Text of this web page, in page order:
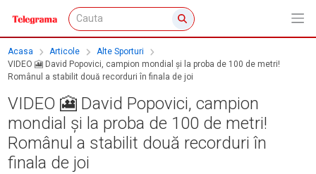
Acasa Articole
Alte Sporturi
VIDEO 🎦 David Popovici, campion mondial și la proba de 100 de metri!
Românul a stabilit două recorduri în finala de joi
VIDEO 🎦 David Popovici, campion
mondial și la proba de 100 de metri!
Românul a stabilit două recorduri în
finala de joi